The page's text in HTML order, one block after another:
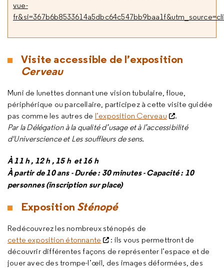
vue-
Visite accessible de l’exposition
Cerveau
Muni de lunettes donnant une vision tubulaire, floue,
périphérique ou parcellaire, participez à cette visite guidée
pas comme les autres de l’exposition Cerveau
.
Par la Délégation à la qualité d’usage et à l’accessibilité
d'Universcience et Les souffleurs de sens.
À 11 h , 12 h , 15 h et 16 h
À partir de 10 ans - Durée : 30 minutes - Capacité : 10
personnes (inscription sur place)
Exposition Sténopé
Redécouvrez les nombreux sténopés de
cette exposition étonnante
: ils vous permettront de
découvrir différentes façons de représenter l’espace et de
jouer avec des trompe-l’œil, des images déformées, des